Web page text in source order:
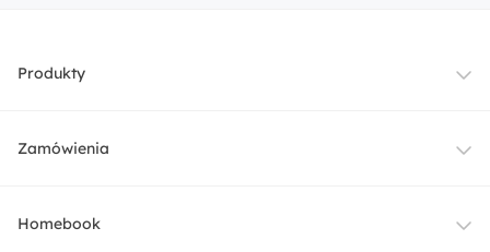
Produkty
Meble
Zamówienia
Dostawa
Homebook